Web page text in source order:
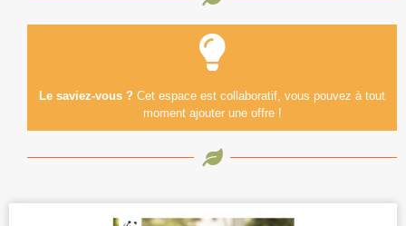
Le saviez-vous ? Cet espace est collaboratif, vous pouvez à tout
moment ajouter une offre !